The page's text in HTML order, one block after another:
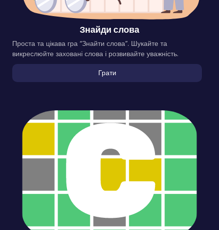
Знайди слова
Проста та цікава гра “Знайти слова”. Шукайте та
викреслюйте заховані слова і розвивайте уважність.
Грати